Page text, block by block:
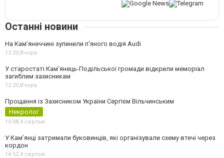
Останні новини
На Камʼянеччині зупинили п'яного водія Audi
13:20,Вчора
У старостаті Кам’янець-Подільської громади відкрили меморіал
загиблим захисникам
12:20,Вчора
Прощання із Захисником України Сергієм Вільчинським
Некролог
15:08,4 серпня
У Кам’янці затримали буковинців, які організували схему втечі через
кордон
14:52,4 серпня